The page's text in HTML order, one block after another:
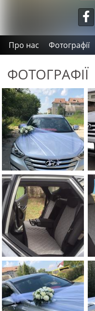
Про нас Фотографії
ФОТОГРАФІЇ